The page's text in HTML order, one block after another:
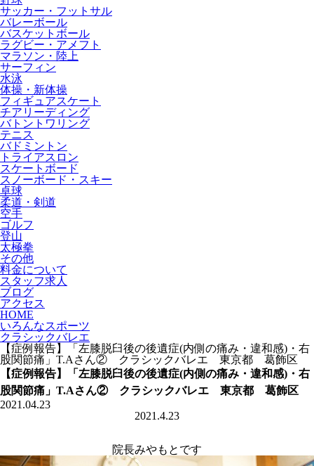
サッカー・フットサル
バレーボール
バスケットボール
ラグビー・アメフト
マラソン・陸上
サーフィン
水泳
体操・新体操
フィギュアスケート
チアリーディング
バトントワリング
テニス
バドミントン
トライアスロン
スケートボード
スノーボード・スキー
卓球
柔道・剣道
空手
ゴルフ
登山
太極拳
その他
料金について
スタッフ求人
ブログ
アクセス
HOME
いろんなスポーツ
クラシックバレエ
【症例報告】「左膝脱臼後の後遺症(内側の痛み・違和感)・右
股関節痛」T.Aさん② クラシックバレエ 東京都 葛飾区
【症例報告】「左膝脱臼後の後遺症(内側の痛み・違和感)・右
股関節痛」T.Aさん② クラシックバレエ 東京都 葛飾区
2021.04.23
2021.4.23
院長みやもとです